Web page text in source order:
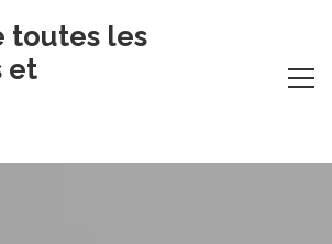
toutes les
et